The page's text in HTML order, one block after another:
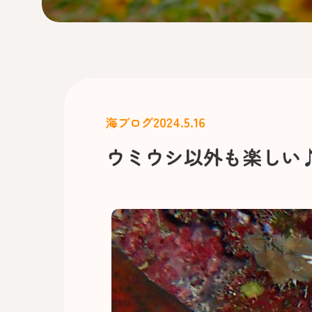
海ブログ2024.5.16
ウミウシ以外も楽し